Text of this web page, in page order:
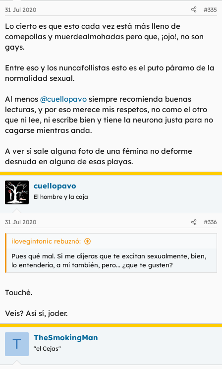
e
:
31 Jul 2020 #335
Lo cierto es que esto cada vez está más lleno de
comepollas y muerdealmohadas pero que, ¡ojo!, no son
gays.
Entre eso y los nuncafollistas esto es el puto páramo de la
normalidad sexual.
Al menos @cuellopavo siempre recomienda buenas
lecturas, y por eso merece mis respetos, no como el otro
que ni lee, ni escribe bien y tiene la neurona justa para no
cagarse mientras anda.
A ver si sale alguna foto de una fémina no deforme
desnuda en alguna de esas playas.
cuellopavo
El hombre y la caja
31 Jul 2020 #336
ilovegintonic rebuznó:
Pues qué mal. Si me dijeras que te excitan sexualmente, bien,
lo entendería, a mí también, pero... ¿que te gusten?
Touché.
Veis? Así sí, joder.
T TheSmokingMan
"el Cejas"